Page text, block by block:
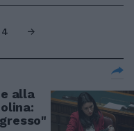
4
alla